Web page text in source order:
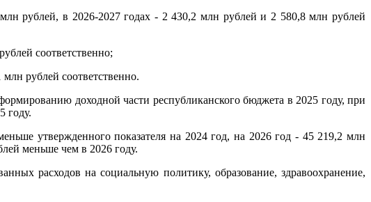
рублей, в 2026-2027 годах - 2 430,2 млн рублей и 2 580,8 млн рублей
соответственно;
рублей соответственно.
доходной части республиканского бюджета в 2025 году, при
году.
утвержденного показателя на 2024 год, на 2026 год - 45 219,2 млн
меньше чем в 2026 году.
расходов на социальную политику, образование, здравоохранение,